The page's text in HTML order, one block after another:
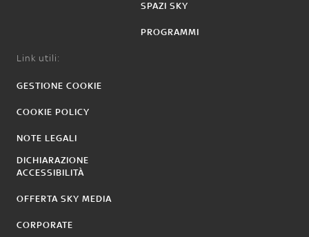
SPAZI SKY
PROGRAMMI
Link utili:
GESTIONE COOKIE
COOKIE POLICY
NOTE LEGALI
DICHIARAZIONE
ACCESSIBILITÀ
OFFERTA SKY MEDIA
CORPORATE